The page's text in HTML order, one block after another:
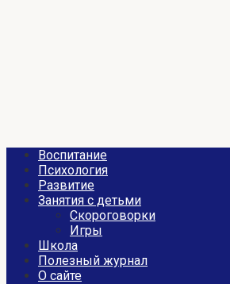
Воспитание
Психология
Развитие
Занятия с детьми
Скороговорки
Игры
Школа
Полезный журнал
О сайте